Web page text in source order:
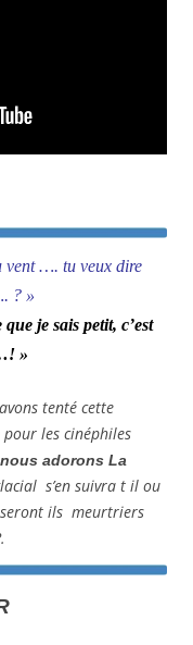
vent …. tu veux dire
? »
je sais petit, c’est
»
tenté cette
les cinéphiles
adorons La
s’en suivra t il ou
seront ils meurtriers